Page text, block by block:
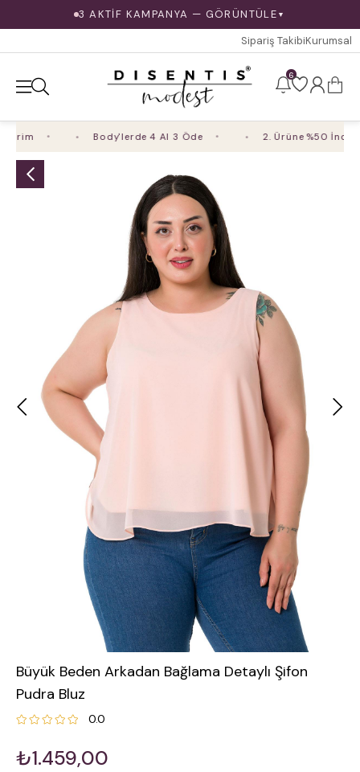
3 AKTİF KAMPANYA — GÖRÜNTÜLE ▼
Sipariş TakibiKurumsal
6
Body'lerde 4 Al 3 Öde 2. Ürüne %50 İndirim
Büyük Beden Arkadan Bağlama Detaylı Şifon
Pudra Bluz
0.0
₺1.459,00